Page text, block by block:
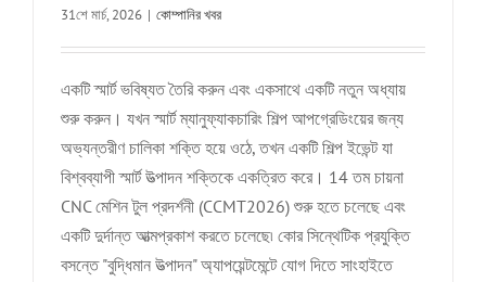
31শে মার্চ, 2026 | কোম্পানির খবর
একটি স্মার্ট ভবিষ্যত তৈরি করুন এবং একসাথে একটি নতুন অধ্যায়
শুরু করুন। যখন স্মার্ট ম্যানুফ্যাকচারিং শিল্প আপগ্রেডিংয়ের জন্য
অভ্যন্তরীণ চালিকা শক্তি হয়ে ওঠে, তখন একটি শিল্প ইভেন্ট যা
বিশ্বব্যাপী স্মার্ট উত্পাদন শক্তিকে একত্রিত করে। 14 তম চায়না
CNC মেশিন টুল প্রদর্শনী (CCMT2026) শুরু হতে চলেছে এবং
একটি দুর্দান্ত আত্মপ্রকাশ করতে চলেছে৷ কোর সিন্থেটিক প্রযুক্তি
বসন্তে "বুদ্ধিমান উত্পাদন" অ্যাপয়েন্টমেন্টে যোগ দিতে সাংহাইতে